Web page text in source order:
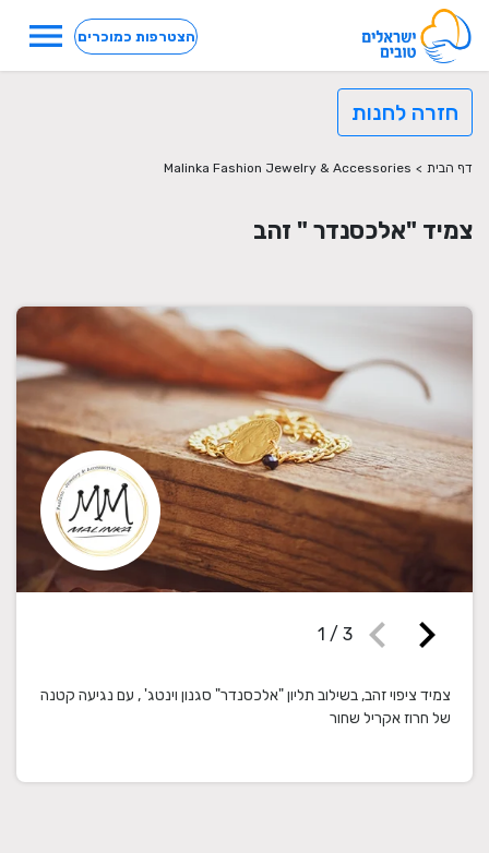
הצטרפות כמוכרים menu
חזרה לחנות
דף הבית >
Malinka Fashion Jewelry & Accessories
צמיד "אלכסנדר " זהב
chevron_right
chevron_left
1 / 3
צמיד ציפוי זהב, בשילוב תליון "אלכסנדר" סגנון וינטג' , עם נגיעה קטנה
של חרוז אקריל שחור